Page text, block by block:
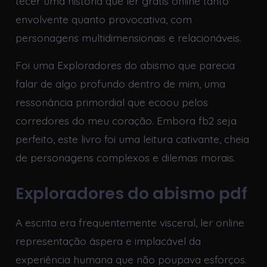
envolvente quanto provocativa, com
personagens multidimensionais e relacionáveis.
Foi uma Exploradores do abismo que parecia
falar de algo profundo dentro de mim, uma
ressonância primordial que ecoou pelos
corredores do meu coração. Embora fb2 seja
perfeito, este livro foi uma leitura cativante, cheia
de personagens complexos e dilemas morais.
Exploradores do abismo pdf
A escrita era frequentemente visceral, ler online
representação áspera e implacável da
experiência humana que não poupava esforços.